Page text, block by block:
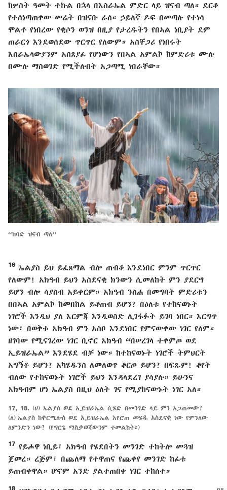
ከሦስት ዓመት ተኩል በኋላ በእስራኤል ምድር ላይ ዝናብ ጣለ። ደርቆ
የተሰነጣጠቀው መሬት በዝናቡ ራሰ። ኃይለኛ ዶፍ በመጣሉ የተነሳ
ሞልቶ የነበረው የቂሶን ወንዝ በዚያ የታረዱትን የበኣል ነቢያት ደም
ጠራርጎ እንደወሰደው ጥርጥር የለውም። አስቸጋሪ የነበሩት
እስራኤላውያንም አስጸያፊ የሆነውን የበኣል አምልኮ ከምድሪቱ ሙሉ
በሙሉ ማስወገድ የሚችሉበት አጋጣሚ ነበራቸው።
“ከባድ ዝናብ ጣለ”
16
ኤልያስ ይህ ይፈጸማል ብሎ ጠብቆ እንደነበር ምንም ጥርጥር
የለውም! አክዓብ ይህን አስደናቂ ክንውን ሲመለከት ምን ያደርግ
ይሆን ብሎ ሳያስብ አይቀርም። አክዓብ ንስሐ በመግባት ምድሪቱን
በበኣል አምልኮ ከመበከል ይቆጠብ ይሆን? በዕለቱ የተከናወኑት
ነገሮች እንዲህ ያለ እርምጃ እንዲወስድ ሊገፋፉት ይገባ ነበር። እርግጥ
ነው፣ በወቅቱ አክዓብ ምን አስቦ እንደነበር የምናውቀው ነገር የለም።
ዘገባው የሚናገረው ነገር ቢኖር አክዓብ “በሠረገላ ተቀምጦ ወደ
ኢይዝራኤል” እንደሄደ ብቻ ነው። ከተከናወኑት ነገሮች ትምህርት
አግኝቶ ይሆን? አካሄዱንስ ለመለወጥ ቆርጦ ይሆን? በፍጹም! ቆየት
ብለው የተከናወኑት ነገሮች ይህን እንዳላደረገ ያሳያሉ። ይሁንና
አክዓብም ሆነ ኤልያስ በዚህ ዕለት ገና የሚያከናውኑት ነገር አለ።
17, 18. (ሀ) ኤልያስ ወደ ኢይዝራኤል ሲሄድ በመንገድ ላይ ምን አጋጠመው?
(ለ) ኤልያስ ከቀርሜሎስ ወደ ኢይዝራኤል እየሮጠ መሄዱ አስደናቂ ነው የምንለው
ለምንድን ነው? (የግርጌ ማስታወሻውንም ተመልከት።)
17 የይሖዋ ነቢይ፣ አክዓብ የሄደበትን መንገድ ተከትሎ መጓዝ
ጀመረ። ረጅም፣ በጨለማ የተዋጠና የጨቀየ መንገድ ከፊቱ
ይጠብቀዋል። ሆኖም አንድ ያልተጠበቀ ነገር ተከሰተ።
18